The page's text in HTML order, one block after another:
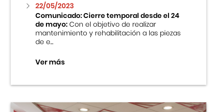
Fondo Editorial
Teatro Peruano Japonés
22/05/2023
Comunicado: Cierre temporal desde el 24
de mayo:Con el objetivo de realizar
mantenimiento y rehabilitación a las piezas
de e...
Ver más